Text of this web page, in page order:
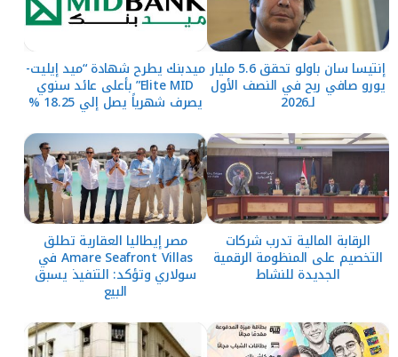
إنتيسا سان باولو تحقق 5.6 مليار
يورو صافي ربح في النصف الأول
لـ2026
ميدبنك يطرح شهادة “ميد إيليت-
Elite MID” بأعلى عائد سنوي
يصرف شهرياً يصل إلي 18.25 %
الرقابة المالية تدرب شركات
التخصيم على المنظومة الرقمية
الجديدة للنشاط
مصر إيطاليا العقارية تطلق
Amare Seafront Villas في
سولاري وتؤكد: التنفيذ يسبق
البيع